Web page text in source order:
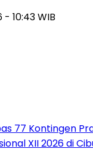
- 10:43 WIB
77 Kontingen
XII 2026 di